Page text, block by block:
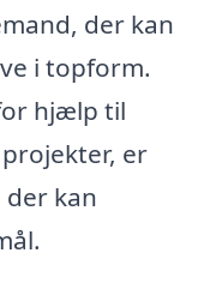
der kan
i topform.
hjælp til
er
kan